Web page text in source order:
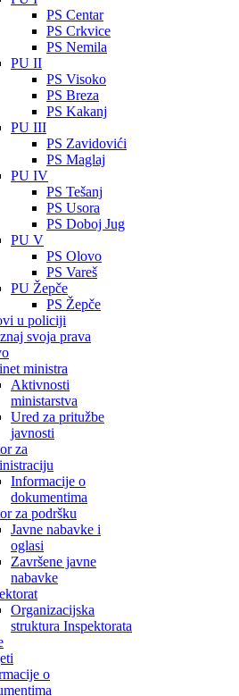
PS Centar
PS Crkvice
PS Nemila
PU II
PS Visoko
PS Breza
PS Kakanj
PU III
PS Zavidovići
PS Maglaj
PU IV
PS Tešanj
PS Usora
PS Doboj Jug
PU V
PS Olovo
PS Vareš
PU Žepče
PS Žepče
u policiji
svoja prava
ministra
Aktivnosti
ministarstva
Ured za pritužbe
javnosti
za
Informacije o
dokumentima
za podršku
Javne nabavke i
oglasi
Završene javne
nabavke
Organizacijska
struktura Inspektorata
o